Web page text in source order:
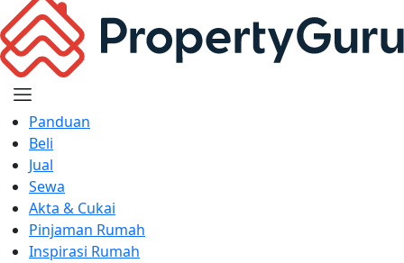
Panduan
Beli
Jual
Sewa
Akta & Cukai
Pinjaman Rumah
Inspirasi Rumah